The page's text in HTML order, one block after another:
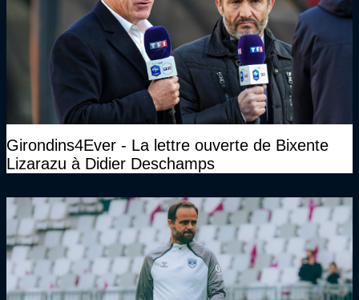
Girondins4Ever - La lettre ouverte de Bixente
Lizarazu à Didier Deschamps